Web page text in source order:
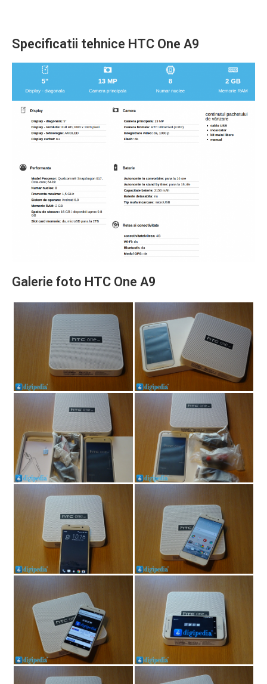
Specificatii tehnice HTC One A9
Galerie foto HTC One A9